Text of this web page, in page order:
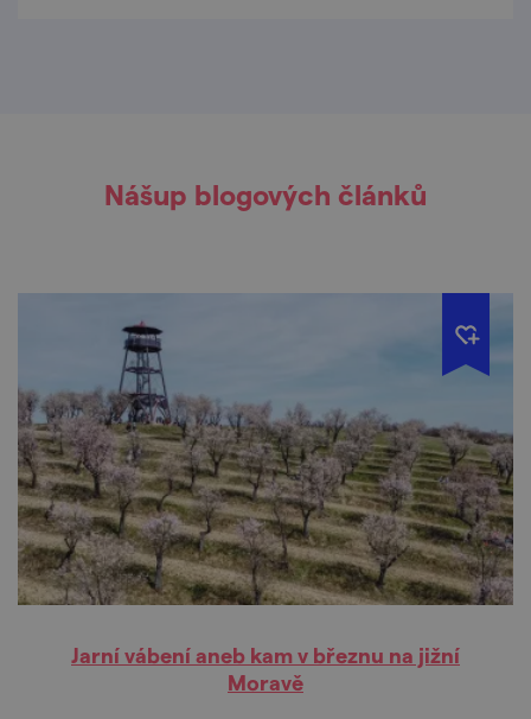
Nášup blogových článků
Jarní vábení aneb kam v březnu na jižní
Moravě